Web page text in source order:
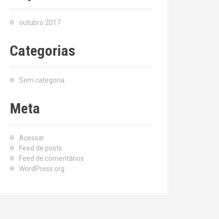
outubro 2017
Categorias
Sem categoria
Meta
Acessar
Feed de posts
Feed de comentários
WordPress.org